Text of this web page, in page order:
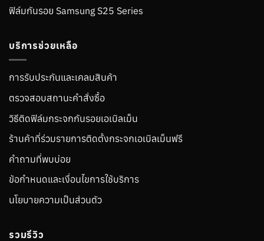
ฟิล์มกันรอย Samsung S25 Series
บริการช่วยเหลือ
การรับประกันและเคลมสินค้า
ตรวจสอบสถานะคำสั่งซื้อ
วิธีติดฟิล์มกระจกกันรอยเอเบิลเม็น
ร้านค้าที่ร่วมรายการติดตั้งกระจกเอเบิลเม็นฟรี
คำถามที่พบบ่อย
ข้อกำหนดและเงื่อนไขการใช้บริการ
นโยบายความเป็นส่วนตัว
รวมรีวิว